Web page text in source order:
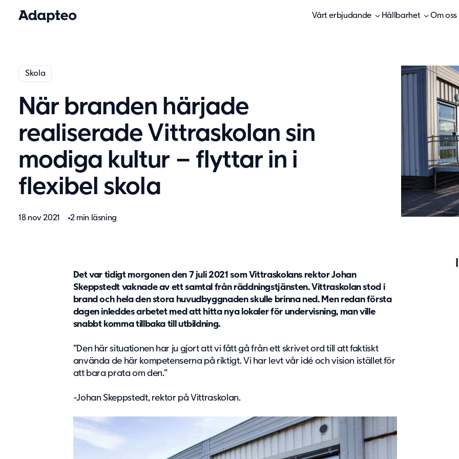
Vårt erbjudande Hållbarhet Om oss
Skola
När branden härjade
realiserade Vittraskolan sin
modiga kultur – flyttar in i
flexibel skola
18 nov 2021 2 min läsning
Det var tidigt morgonen den 7 juli 2021 som Vittraskolans rektor Johan
Skeppstedt vaknade av ett samtal från räddningstjänsten. Vittraskolan stod i
brand och hela den stora huvudbyggnaden skulle brinna ned. Men redan första
dagen inleddes arbetet med att hitta nya lokaler för undervisning, man ville
snabbt komma tillbaka till utbildning.
”Den här situationen har ju gjort att vi fått gå från ett skrivet ord till att faktiskt
använda de här kompetenserna på riktigt. Vi har levt vår idé och vision istället för
att bara prata om den.”
-Johan Skeppstedt, rektor på Vittraskolan.